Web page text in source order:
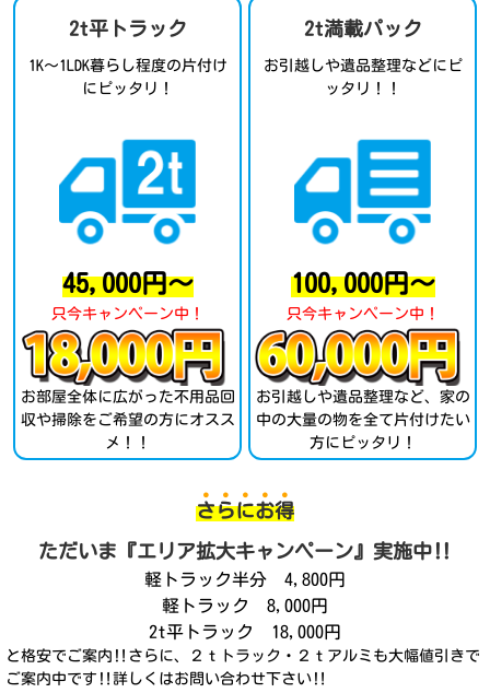
2t平トラック
1K～1LDK暮らし程度の片付け
にピッタリ！
45,000円～
只今キャンペーン中！
お部屋全体に広がった不用品回
収や掃除をご希望の方にオスス
メ！！
2t満載パック
お引越しや遺品整理などにピ
ッタリ！！
100,000円～
只今キャンペーン中！
お引越しや遺品整理など、家の
中の大量の物を全て片付けたい
方にピッタリ！
さらにお得
ただいま『エリア拡大キャンペーン』実施中‼︎
軽トラック半分 4,800円
軽トラック 8,000円
2t平トラック 18,000円
と格安でご案内‼︎さらに、２ｔトラック・２ｔアルミも大幅値引きで
ご案内中です‼︎詳しくはお問い合わせ下さい‼︎